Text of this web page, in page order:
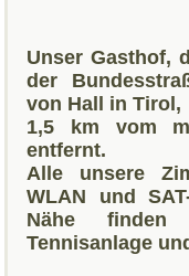
Unser Gasthof,
der
von Hall in Tirol,
1,5 km vom
entfernt.
Alle unsere
WLAN und
Nähe
Tennisanlage